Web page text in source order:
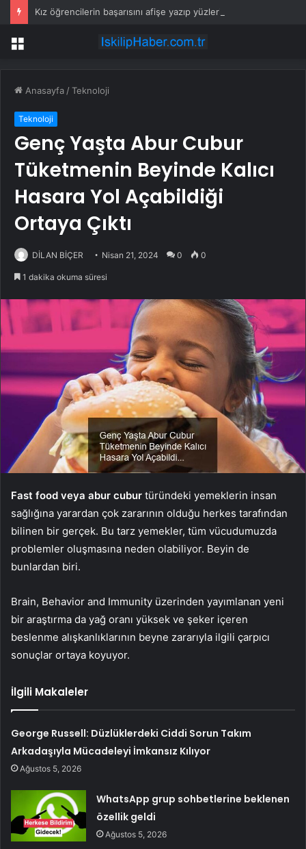
Menü
Anasayfa /Teknoloji
Teknoloji
Genç Yaşta Abur Cubur
Tüketmenin Beyinde Kalıcı
Hasara Yol Açabildiği
Ortaya Çıktı
DİLAN BİÇER Nisan 21, 2024 0 0
1 dakika okuma süresi
Fast food veya abur cubur türündeki yemeklerin insan
sağlığına yarardan çok zararının olduğu herkes tarafından
bilinen bir gerçek. Bu tarz yemekler, tüm vücudumuzda
problemler oluşmasına neden olabiliyor. Beyin de
bunlardan biri.
Brain, Behavior and Immunity üzerinden yayımlanan yeni
bir araştırma da yağ oranı yüksek ve şeker içeren
beslenme alışkanlıklarının beyne zararıyla ilgili çarpıcı
sonuçlar ortaya koyuyor.
İlgili Makaleler
George Russell: Düzlüklerdeki Ciddi Sorun Takım
Arkadaşıyla Mücadeleyi İmkansız Kılıyor
Ağustos 5, 2026
WhatsApp grup sohbetlerine beklenen
özellik geldi
Ağustos 5, 2026